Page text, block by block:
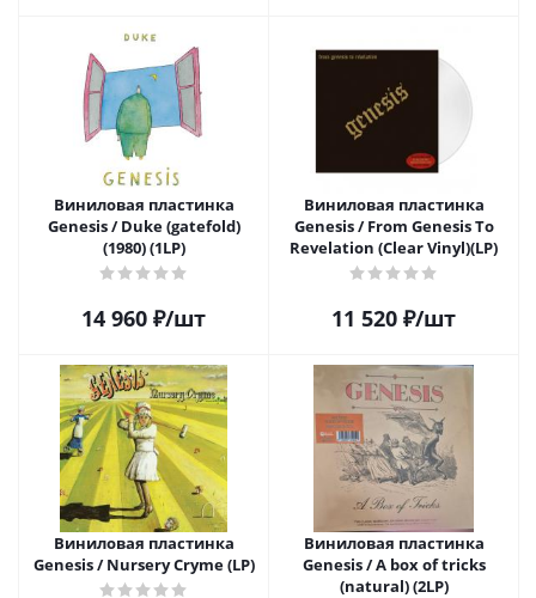
Виниловая пластинка
Genesis / Duke (gatefold)
(1980) (1LP)
14 960 ₽/шт
Виниловая пластинка
Genesis / From Genesis To
Revelation (Clear Vinyl)(LP)
11 520 ₽/шт
Виниловая пластинка
Genesis / Nursery Cryme (LP)
Виниловая пластинка
Genesis / A box of tricks
(natural) (2LP)